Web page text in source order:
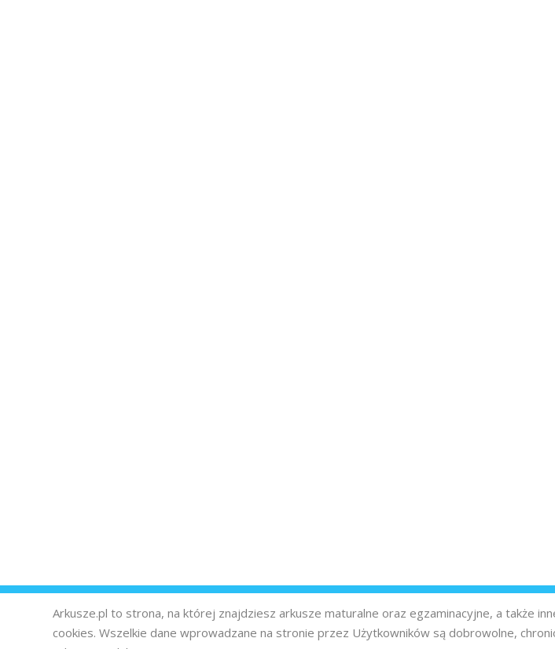
Arkusze.pl to strona, na której znajdziesz arkusze maturalne oraz egzaminacyjne, a także
cookies. Wszelkie dane wprowadzane na stronie przez Użytkowników są dobrowolne,